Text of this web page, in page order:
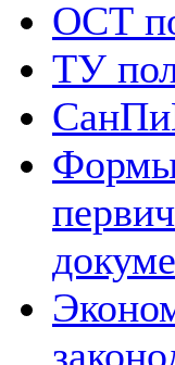
ОСТ
ТУ